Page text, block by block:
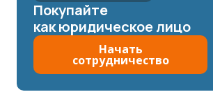
Покупайте
как юридическое лицо
Начать
сотрудничество